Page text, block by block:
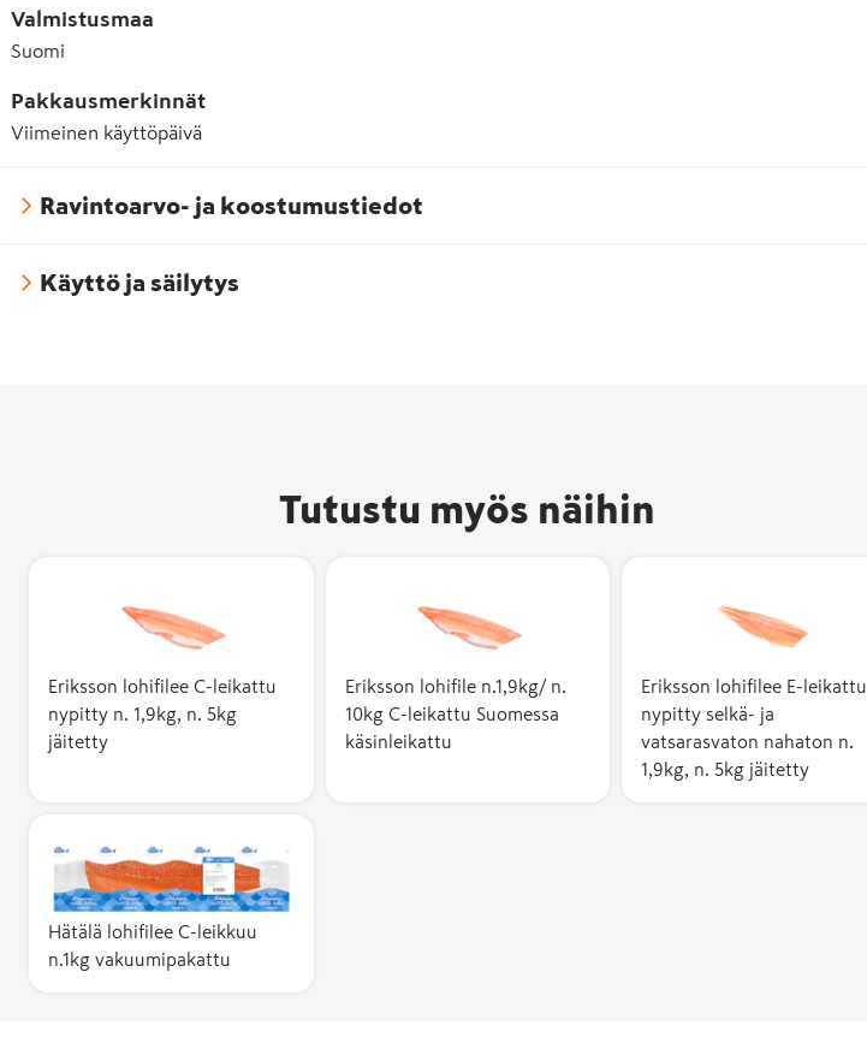
Valmistusmaa
Suomi
Pakkausmerkinnät
Viimeinen käyttöpäivä
Ravintoarvo- ja koostumustiedot
Käyttö ja säilytys
Tutustu myös näihin
Eriksson lohifilee C-leikattu
nypitty n. 1,9kg, n. 5kg
jäitetty
Eriksson lohifile n.1,9kg/ n.
10kg C-leikattu Suomessa
käsinleikattu
Eriksson lohifilee E-leikattu
nypitty selkä- ja
vatsarasvaton nahaton n.
1,9kg, n. 5kg jäitetty
Hätälä lohifilee C-leikkuu
n.1kg vakuumipakattu